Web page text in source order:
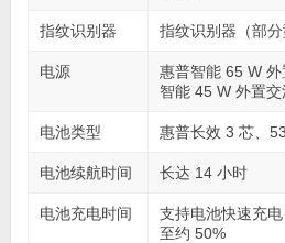
指纹识别器 指纹识别器（部分
电源
惠普智能 65 W
智能 45 W 外置
电池类型 惠普长效 3 芯、
电池续航时间 长达 14 小时
电池充电时间
支持电池快速充
至约 50%